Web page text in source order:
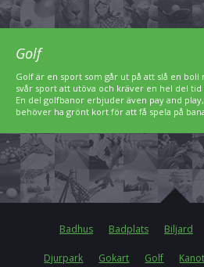
Golf
Golf är en sport som går ut på att slå en
svår sport att utöva och kräver en hel del
En del golfbanor erbjuder även pay and
behöver ha grönt kort för att få spela på
Badhus Badplats Biljard
Djurpark Gokart Golf